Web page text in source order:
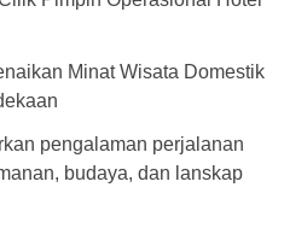
Minat Wisata Domestik
pengalaman perjalanan
budaya, dan lanskap